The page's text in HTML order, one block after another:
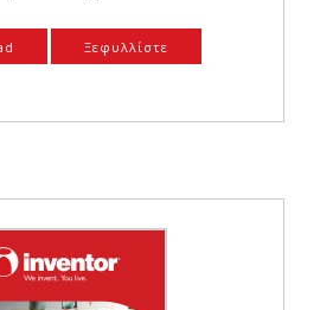
Ξεφυλλίστε